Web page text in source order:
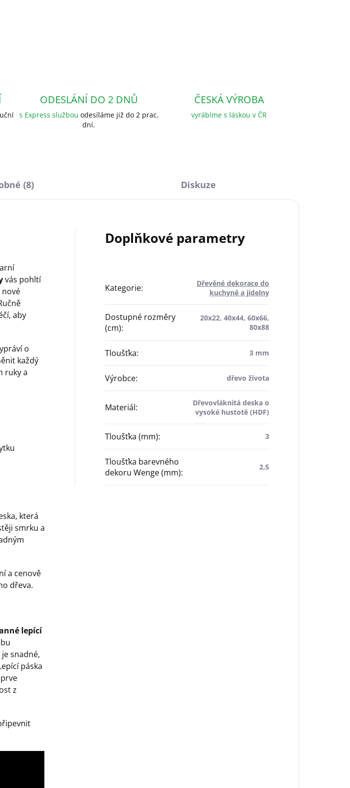
ODESLÁNÍ DO 2 DNŮ
s Express službou odesíláme již do 2 prac.
dní.
ČESKÁ VÝROBA
vyrábíme s láskou v ČR
(8) Diskuze
vás pohltí
aby
o
každý
ruky a
která
smrku a
a cenově
dřeva.
lepící
snadné,
páska
z
Doplňkové parametry
Kategorie:
Dřevěné dekorace do
kuchyně a jídelny
Dostupné rozměry
(cm):
20x22, 40x44, 60x66,
80x88
Tloušťka: 3 mm
Výrobce: dřevo života
Materiál:
Dřevovláknitá deska o
vysoké hustotě (HDF)
Tloušťka (mm): 3
Tloušťka barevného
dekoru Wenge (mm):
2,5